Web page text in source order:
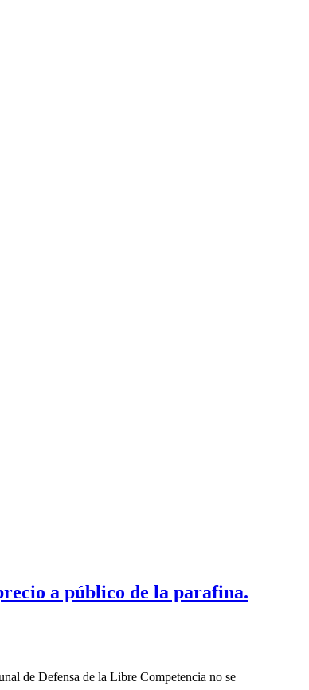
a público de la parafina.
de Defensa de la Libre Competencia no se